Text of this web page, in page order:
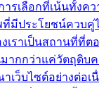
รเลือกที่เน้นทั้งค
มีประโยชน์ควบคู่
งเราเป็นสถานที่ที่
มากกว่าแค่วัตถุดิบ
เว็บไซต์อย่างต่อ